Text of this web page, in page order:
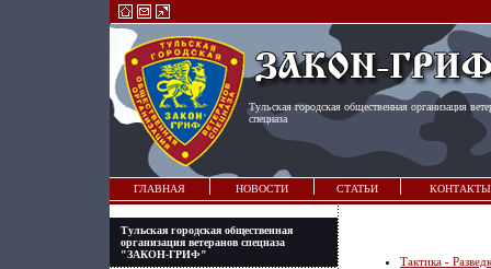
Тульская городская общественная организация
спецназа
ГЛАВНАЯ НОВОСТИ СТАТЬИ КОНТАКТЫ
Тульская городская общественная
организация ветеранов спецназа
"ЗАКОН-ГРИФ"
Тактика -